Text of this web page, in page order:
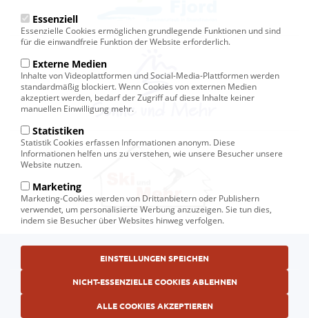
Fußbereichsmenü© Ski und Mehr, Ihr Reiseveranstalter in Kiel
AGB
Datenschutzerklärung
Essenziell
Essenzielle Cookies ermöglichen grundlegende Funktionen und sind
für die einwandfreie Funktion der Website erforderlich.
Externe Medien
Inhalte von Videoplattformen und Social-Media-Plattformen werden
standardmäßig blockiert. Wenn Cookies von externen Medien
akzeptiert werden, bedarf der Zugriff auf diese Inhalte keiner
manuellen Einwilligung mehr.
Statistiken
Statistik Cookies erfassen Informationen anonym. Diese
Informationen helfen uns zu verstehen, wie unsere Besucher unsere
Website nutzen.
Marketing
Marketing-Cookies werden von Drittanbietern oder Publishern
verwendet, um personalisierte Werbung anzuzeigen. Sie tun dies,
indem sie Besucher über Websites hinweg verfolgen.
EINSTELLUNGEN SPEICHEN
NICHT-ESSENZIELLE COOKIES ABLEHNEN
ALLE COOKIES AKZEPTIEREN